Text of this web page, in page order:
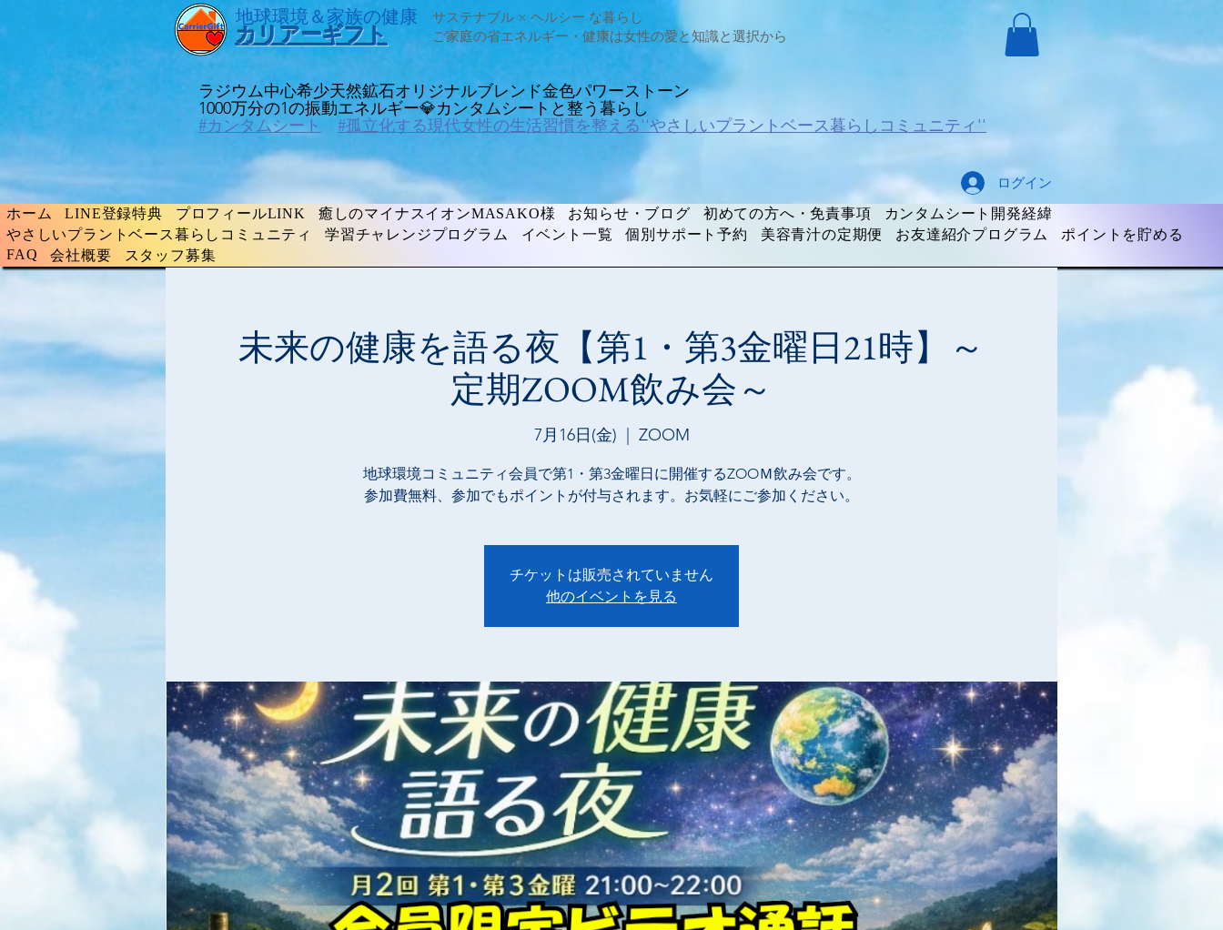
​地球環境＆家族の健康
サステナブル × ヘルシー な暮らし
ご家庭の省エネルギー・健康は女性の愛と知識と選択から
​カリアーギフト
ラジウム中心希少天然鉱石オリジナルブレンド金色パワーストーン
​1000万分の1の振動エネルギー💎カンタムシートと整う暮らし
#カンタムシート
#孤立化する現代女性の生活習慣を整える''やさしいプラントベース暮らしコミュニティ''
ログイン
ホーム LINE登録特典 プロフィールLINK 癒しのマイナスイオンMASAKO様 お知らせ・ブログ 初めての方へ・免責事項
カンタムシート開発経緯
やさしいプラントベース暮らしコミュニティ
学習チャレンジプログラム イベント一覧 個別サポート予約 美容青汁の定期便 お友達紹介プログラム
ポイントを貯める
FAQ
会社概要 スタッフ募集
未来の健康を語る夜【第1・第3金曜日21時】～
定期ZOOM飲み会～
7月16日(金) ZOOM
地球環境コミュニティ会員で第1・第3金曜日に開催するZOOＭ飲み会です。
参加費無料、参加でもポイントが付与されます。お気軽にご参加ください。
チケットは販売されていません
他のイベントを見る